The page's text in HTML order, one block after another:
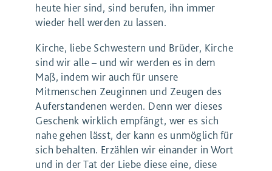
heute hier sind, sind berufen, ihn immer
wieder hell werden zu lassen.
Kirche, liebe Schwestern und Brüder, Kirche
sind wir alle – und wir werden es in dem
Maß, indem wir auch für unsere
Mitmenschen Zeuginnen und Zeugen des
Auferstandenen werden. Denn wer dieses
Geschenk wirklich empfängt, wer es sich
nahe gehen lässt, der kann es unmöglich für
sich behalten. Erzählen wir einander in Wort
und in der Tat der Liebe diese eine, diese